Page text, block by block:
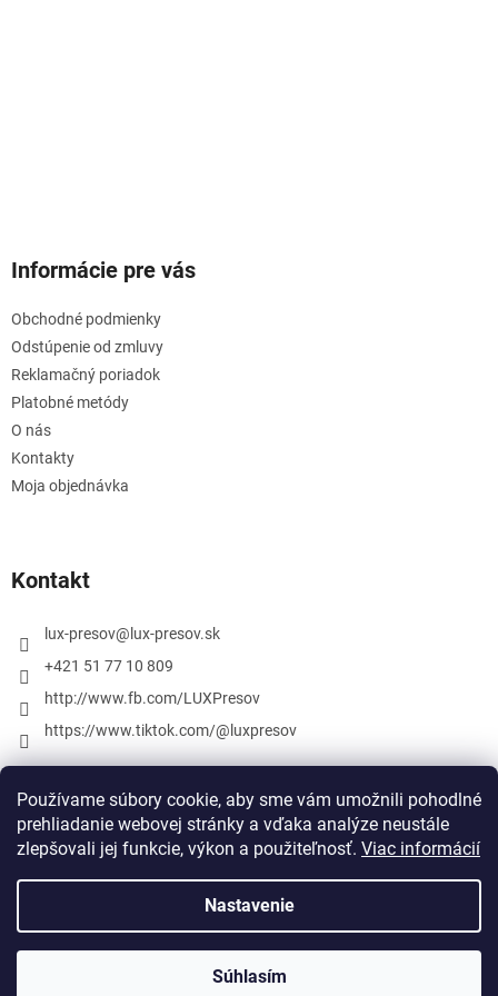
Používame súbory cookie, aby sme vám umožnili pohodlné
prehliadanie webovej stránky a vďaka analýze neustále
zlepšovali jej funkcie, výkon a použiteľnosť. Viac informácií
Nastavenie
Súhlasím
Informácie pre vás
Obchodné podmienky
Odstúpenie od zmluvy
Reklamačný poriadok
Platobné metódy
O nás
Kontakty
Moja objednávka
Kontakt
lux-presov@ lux-presov.sk
+421 51 77 10 809
http://www.fb.com/LUXPresov
https://www.tiktok.com/@luxpresov
Vytvoril Shoptet
lux-presov.sk. Všetky práva vyhradené.